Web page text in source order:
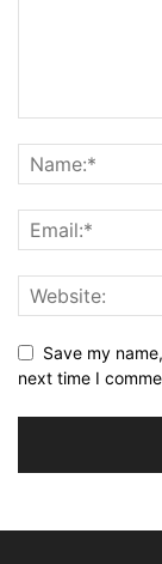
Save my
next time I